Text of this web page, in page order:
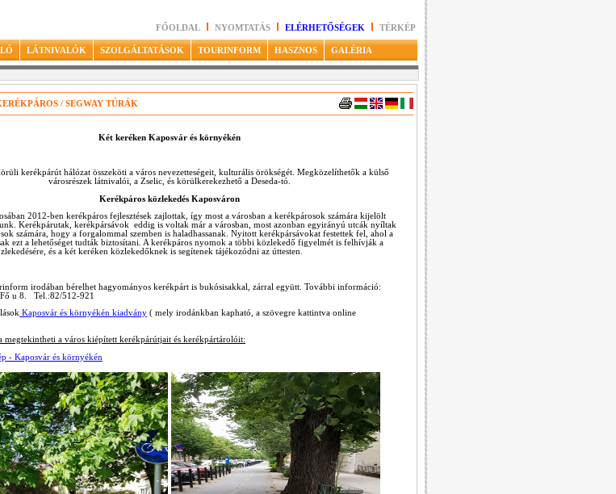
FŐOLDAL NYOMTATÁS ELÉRHETŐSÉGEK TÉRKÉP
LÁTNIVALÓK SZOLGÁLTATÁSOK TOURINFORM HASZNOS GALÉRIA
/ SEGWAY TÚRÁK
Két keréken Kaposvár és környékén
kerékpárút hálózat összeköti a város nevezetteségeit, kulturális örökségét. Megközelíthetők a külső
városrészek látnivalói, a Zselic, és körülkerekezhető a Deseda-tó.
Kerékpáros közlekedés Kaposváron
2012-ben kerékpáros fejlesztések zajlottak, így most a városban a kerékpárosok számára kijelölt
Kerékpárutak, kerékpársávok eddig is voltak már a városban, most azonban egyirányú utcák nyíltak
számára, hogy a forgalommal szemben is haladhassanak. Nyitott kerékpársávokat festettek fel, ahol a
ezt a lehetőséget tudták biztosítani. A kerékpáros nyomok a többi közlekedő figyelmét is felhívják a
és a két keréken közlekedőknek is segítenek tájékozódni az úttesten.
irodában bérelhet hagyományos kerékpárt is bukósisakkal, zárral együtt. További információ:
u 8. Tel.:82/512-921
Kaposvár és környékén kiadvány ( mely irodánkban kapható, a szövegre kattintva online
megtekintheti a város kiépített kerékpárútjait és kerékpártárolóit:
- Kaposvár és környékén